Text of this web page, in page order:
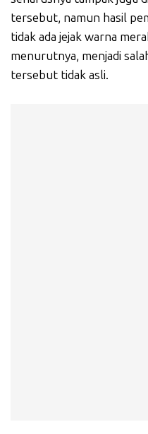
tersebut, namun hasil
tidak ada jejak warna
menurutnya, menjadi
tersebut tidak asli.